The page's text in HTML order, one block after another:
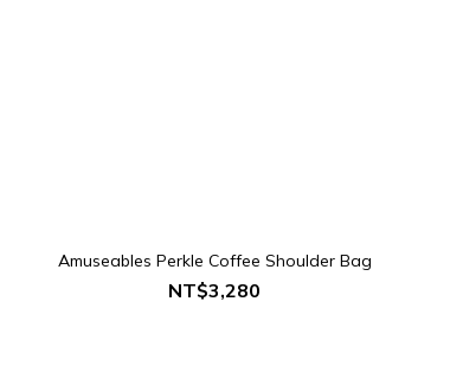
Amuseables Perkle Coffee Shoulder Bag
NT$3,280